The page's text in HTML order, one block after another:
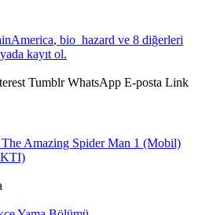
, bio_hazard ve 8 diğerleri
kayıt ol.
Tumblr WhatsApp E-posta Link
The Amazing Spider Man 1 (Mobil)